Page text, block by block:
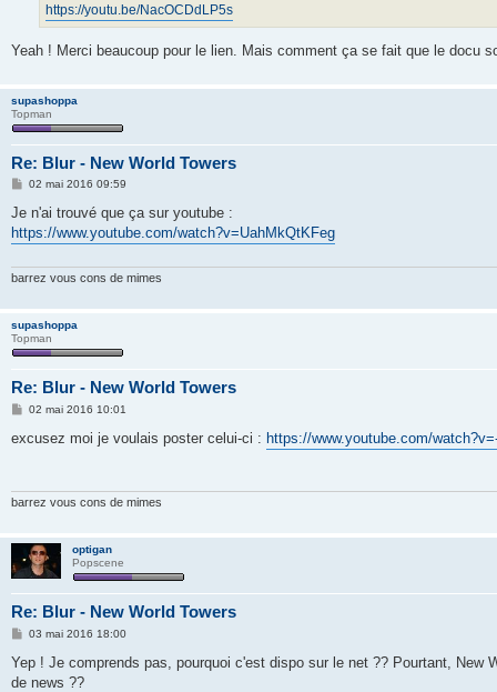
https://youtu.be/NacOCDdLP5s
Yeah ! Merci beaucoup pour le lien. Mais comment ça se fait que le
supashoppa
Topman
Re: Blur - New World Towers
M
s
a
02 mai 2016 09:59
Je n'ai trouvé que ça sur youtube :
https://www.youtube.com/watch?v=UahMkQtKFeg
barrez vous cons de mimes
supashoppa
Topman
Re: Blur - New World Towers
M
s
02 mai 2016 10:01
excusez moi je voulais poster celui-ci : https://www.youtube.com/
barrez vous cons de mimes
optigan
Popscene
Re: Blur - New World Towers
M
s
s
a
03 mai 2016 18:00
Yep ! Je comprends pas, pourquoi c'est dispo sur le net ?? Pourtant, New
de news ??